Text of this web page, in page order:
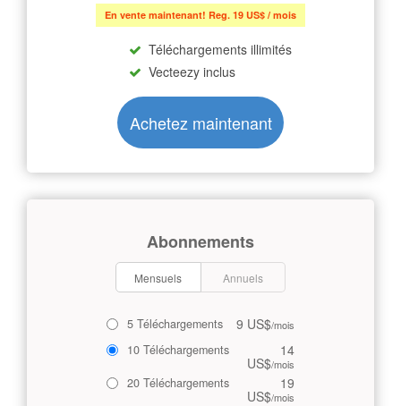
En vente maintenant! Reg. 19 US$ / mois
Téléchargements illimités
Vecteezy inclus
Achetez maintenant
Abonnements
Mensuels Annuels
5 Téléchargements 9 US$/mois
10 Téléchargements 14
US$/mois
20 Téléchargements 19
US$/mois